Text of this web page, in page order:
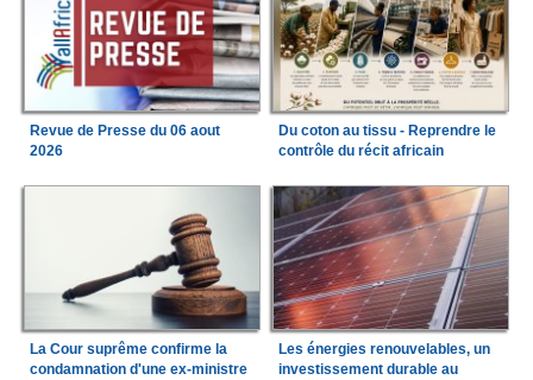
Revue de Presse du 06 aout
2026
Du coton au tissu - Reprendre le
contrôle du récit africain
La Cour suprême confirme la
condamnation d'une ex-ministre
Les énergies renouvelables, un
investissement durable au